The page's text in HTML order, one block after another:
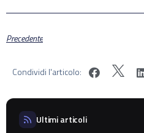
Precedente
Condividi l'articolo:
Ultimi articoli